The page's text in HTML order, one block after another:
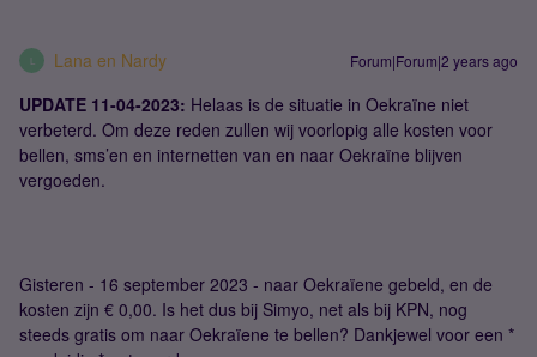
Lana en Nardy Forum|Forum|2 years ago
UPDATE 11-04-2023: Helaas is de situatie in Oekraïne niet
verbeterd. Om deze reden zullen wij voorlopig alle kosten voor
bellen, sms’en en internetten van en naar Oekraïne blijven
vergoeden.
Gisteren - 16 september 2023 - naar Oekraïene gebeld, en de
kosten zijn € 0,00. Is het dus bij Simyo, net als bij KPN, nog
steeds gratis om naar Oekraïene te bellen? Dankjewel voor een *